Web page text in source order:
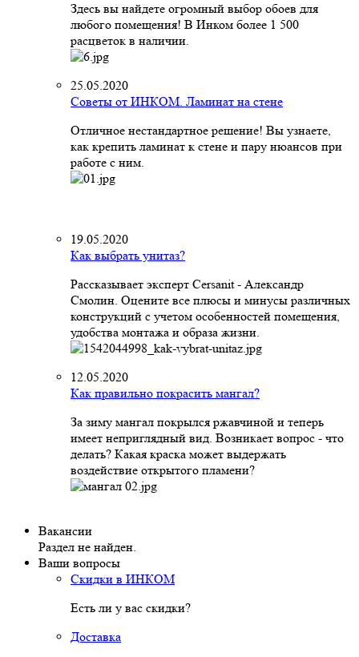
Здесь вы найдете огромный выбор обоев для
любого помещения! В Инком более 1 500
расцветок в наличии.
25.05.2020
Советы от ИНКОМ. Ламинат на стене
Отличное нестандартное решение! Вы узнаете,
как крепить ламинат к стене и пару нюансов при
работе с ним.
19.05.2020
Как выбрать унитаз?
Рассказывает эксперт Cersanit - Александр
Смолин. Оцените все плюсы и минусы различных
конструкций с учетом особенностей помещения,
удобства монтажа и образа жизни.
12.05.2020
Как правильно покрасить мангал?
За зиму мангал покрылся ржавчиной и теперь
имеет неприглядный вид. Возникает вопрос - что
делать? Какая краска может выдержать
воздействие открытого пламени?
Вакансии
Раздел не найден.
Ваши вопросы
Скидки в ИНКОМ
Есть ли у вас скидки?
Доставка